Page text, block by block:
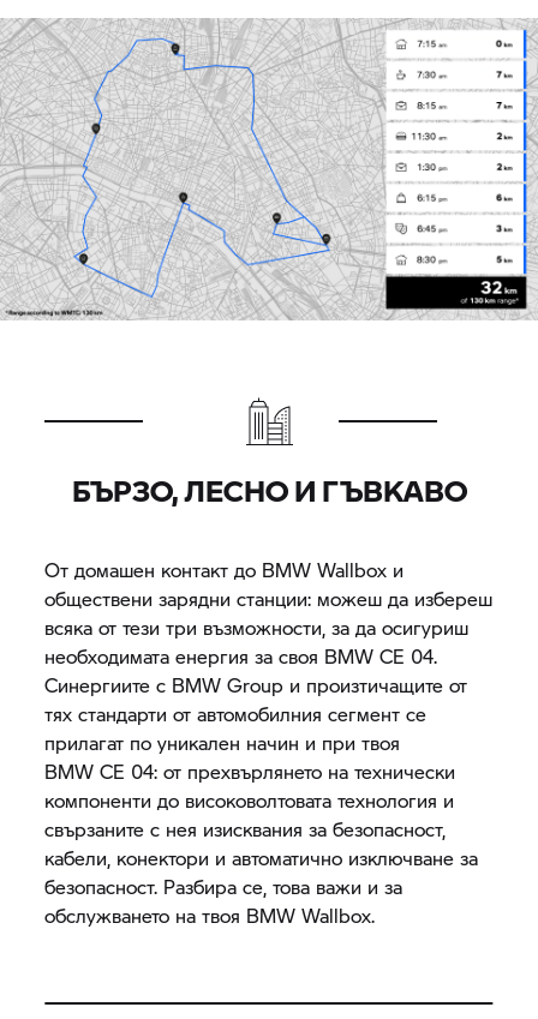
БЪРЗО, ЛЕСНО И ГЪВКАВО
От домашен контакт до BMW Wallbox и
обществени зарядни станции: можеш да избереш
всяка от тези три възможности, за да осигуриш
необходимата енергия за своя BMW CE 04.
Синергиите с BMW Group и произтичащите от
тях стандарти от автомобилния сегмент се
прилагат по уникален начин и при твоя
BMW CE 04: от прехвърлянето на технически
компоненти до високоволтовата технология и
свързаните с нея изисквания за безопасност,
кабели, конектори и автоматично изключване за
безопасност. Разбира се, това важи и за
обслужването на твоя BMW Wallbox.